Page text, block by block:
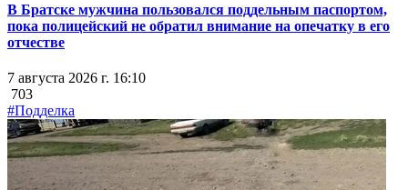
В Братске мужчина пользовался поддельным паспортом,
пока полицейский не обратил внимание на опечатку в его
отчестве
7 августа 2026 г. 16:10
703
#Подделка